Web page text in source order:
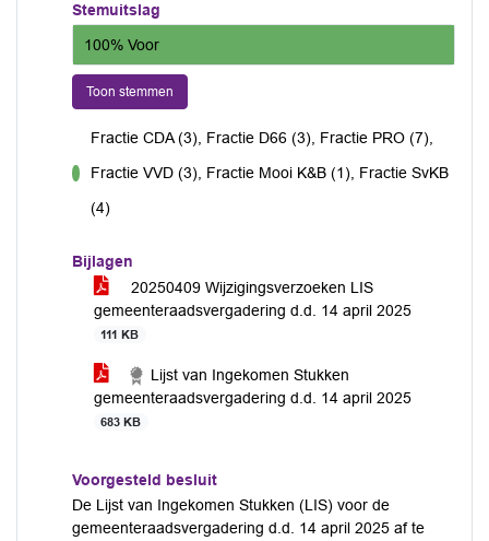
Stemuitslag
100% Voor
Toon stemmen
Fractie CDA (3), Fractie D66 (3), Fractie PRO (7),
Fractie VVD (3), Fractie Mooi K&B (1), Fractie SvKB
(4)
Bijlagen
20250409 Wijzigingsverzoeken LIS
gemeenteraadsvergadering d.d. 14 april 2025
111 KB
Lijst van Ingekomen Stukken
gemeenteraadsvergadering d.d. 14 april 2025
683 KB
Voorgesteld besluit
De Lijst van Ingekomen Stukken (LIS) voor de
gemeenteraadsvergadering d.d. 14 april 2025 af te